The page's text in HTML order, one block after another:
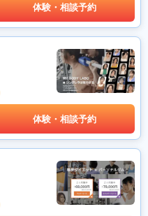
体験・相談予約
体験・相談予約